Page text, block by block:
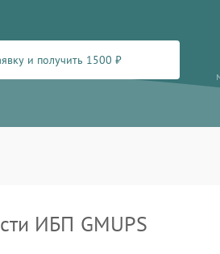
и получить 1500 ₽
ИБП GMUPS